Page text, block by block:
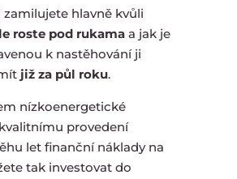
zamilujete hlavně kvůli
roste pod rukamaa jak je
k nastěhováníji
již za půl roku.
nízkoenergetické
provedení
let finanční náklady na
tak investovat do